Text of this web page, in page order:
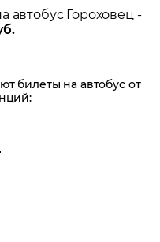
автобус Гороховец-
билеты на автобус от